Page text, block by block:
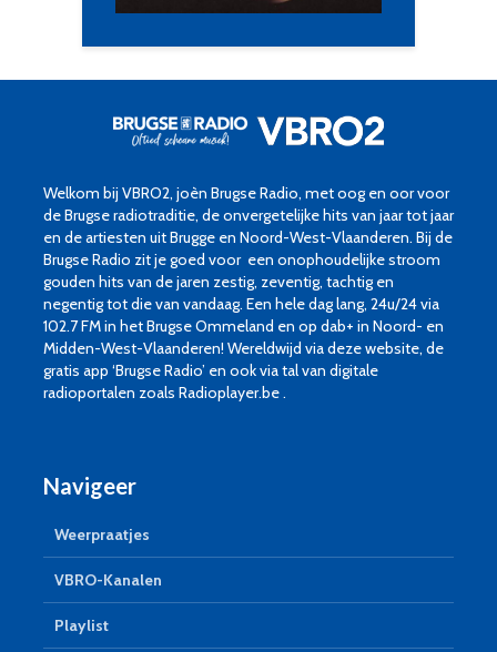
Welkom bij VBRO2, joèn Brugse Radio, met oog en oor voor
de Brugse radiotraditie, de onvergetelijke hits van jaar tot jaar
en de artiesten uit Brugge en Noord-West-Vlaanderen. Bij de
Brugse Radio zit je goed voor een onophoudelijke stroom
gouden hits van de jaren zestig, zeventig, tachtig en
negentig tot die van vandaag. Een hele dag lang, 24u/24 via
102.7 FM in het Brugse Ommeland en op dab+ in Noord- en
Midden-West-Vlaanderen! Wereldwijd via deze website, de
gratis app ‘Brugse Radio’ en ook via tal van digitale
radioportalen zoals Radioplayer.be .
Navigeer
Weerpraatjes
VBRO-Kanalen
Playlist